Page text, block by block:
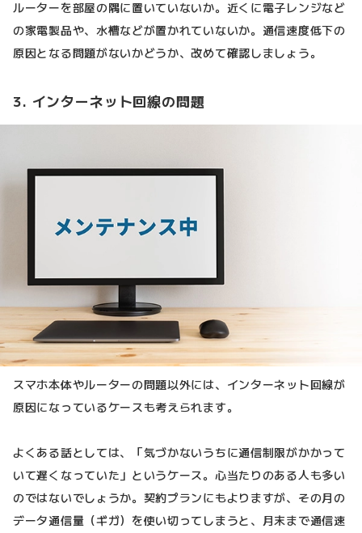
ルーターを部屋の隅に置いていないか。近くに電子レンジなど
の家電製品や、水槽などが置かれていないか。通信速度低下の
原因となる問題がないかどうか、改めて確認しましょう。
3. インターネット回線の問題
スマホ本体やルーターの問題以外には、インターネット回線が
原因になっているケースも考えられます。
よくある話としては、「気づかないうちに通信制限がかかって
いて遅くなっていた」というケース。心当たりのある人も多い
のではないでしょうか。契約プランにもよりますが、その月の
データ通信量（ギガ）を使い切ってしまうと、月末まで通信速